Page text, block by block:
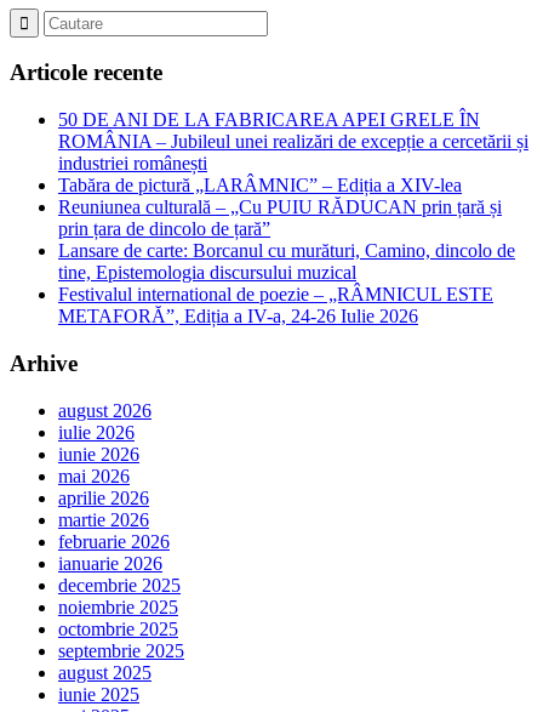
Articole recente
50 DE ANI DE LA FABRICAREA APEI GRELE ÎN
ROMÂNIA – Jubileul unei realizări de excepție a cercetării și
industriei românești
Tabăra de pictură „LARÂMNIC” – Ediția a XIV-lea
Reuniunea culturală – „Cu PUIU RĂDUCAN prin țară și
prin țara de dincolo de țară”
Lansare de carte: Borcanul cu murături, Camino, dincolo de
tine, Epistemologia discursului muzical
Festivalul international de poezie – „RÂMNICUL ESTE
METAFORĂ”, Ediția a IV-a, 24-26 Iulie 2026
Arhive
august 2026
iulie 2026
iunie 2026
mai 2026
aprilie 2026
martie 2026
februarie 2026
ianuarie 2026
decembrie 2025
noiembrie 2025
octombrie 2025
septembrie 2025
august 2025
iunie 2025